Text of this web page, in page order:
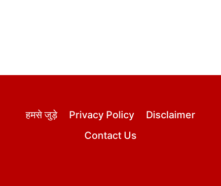
हमसे जुड़े Privacy Policy
Disclaimer
Contact Us